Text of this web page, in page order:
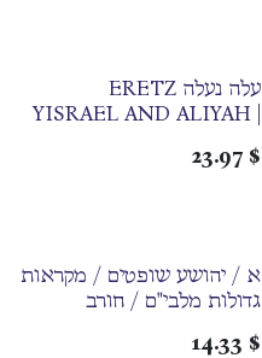
עלה נעלה ERETZ
YISRAEL AND ALIYAH |
$
23.97
א / יהושע שופטים / מקראות
גדולות מלבי"ם / חורב
$
14.33